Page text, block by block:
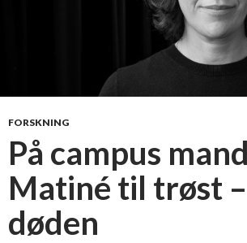
FORSKNING
På campus
Matiné til trøst
døden